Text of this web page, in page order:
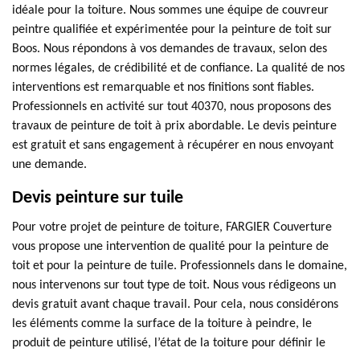
idéale pour la toiture. Nous sommes une équipe de couvreur
peintre qualifiée et expérimentée pour la peinture de toit sur
Boos. Nous répondons à vos demandes de travaux, selon des
normes légales, de crédibilité et de confiance. La qualité de nos
interventions est remarquable et nos finitions sont fiables.
Professionnels en activité sur tout 40370, nous proposons des
travaux de peinture de toit à prix abordable. Le devis peinture
est gratuit et sans engagement à récupérer en nous envoyant
une demande.
Devis peinture sur tuile
Pour votre projet de peinture de toiture, FARGIER Couverture
vous propose une intervention de qualité pour la peinture de
toit et pour la peinture de tuile. Professionnels dans le domaine,
nous intervenons sur tout type de toit. Nous vous rédigeons un
devis gratuit avant chaque travail. Pour cela, nous considérons
les éléments comme la surface de la toiture à peindre, le
produit de peinture utilisé, l’état de la toiture pour définir le